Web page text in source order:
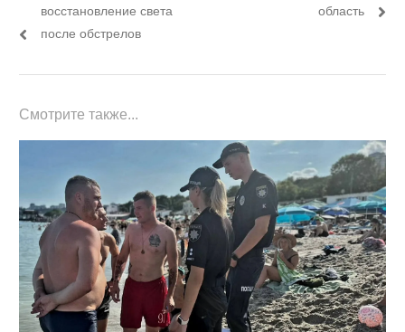
записям
восстановление света
после обстрелов
область
Смотрите также...